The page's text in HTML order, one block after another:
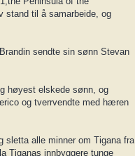
stand til å samarbeide, og
sendte sin sønn Stevan
høyest elskede sønn, og
og tverrvendte med hæren
sletta alle minner om Tigana fra
Tiganas innbyggere tunge